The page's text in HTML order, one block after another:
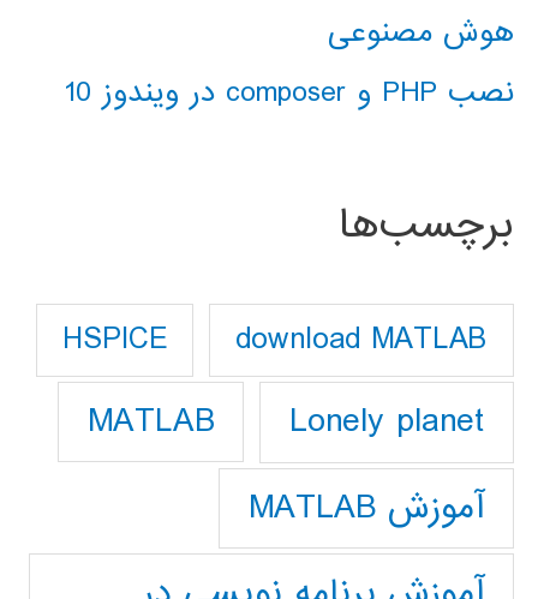
هوش مصنوعی
نصب PHP و composer در ویندوز 10
برچسب‌ها
download MATLAB
HSPICE
Lonely planet
MATLAB
آموزش MATLAB